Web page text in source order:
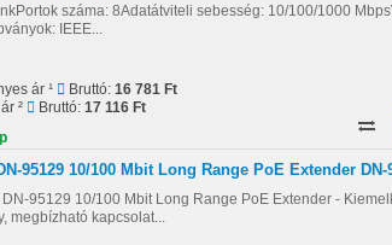
száma: 8Adatátviteli sebesség: 10/100/1000
IEEE...
ár ¹ Bruttó: 16 781 Ft
²
Bruttó: 17 116 Ft
95129 10/100 Mbit Long Range PoE Extender DN-
95129 10/100 Mbit Long Range PoE Extender -
megbízható kapcsolat...